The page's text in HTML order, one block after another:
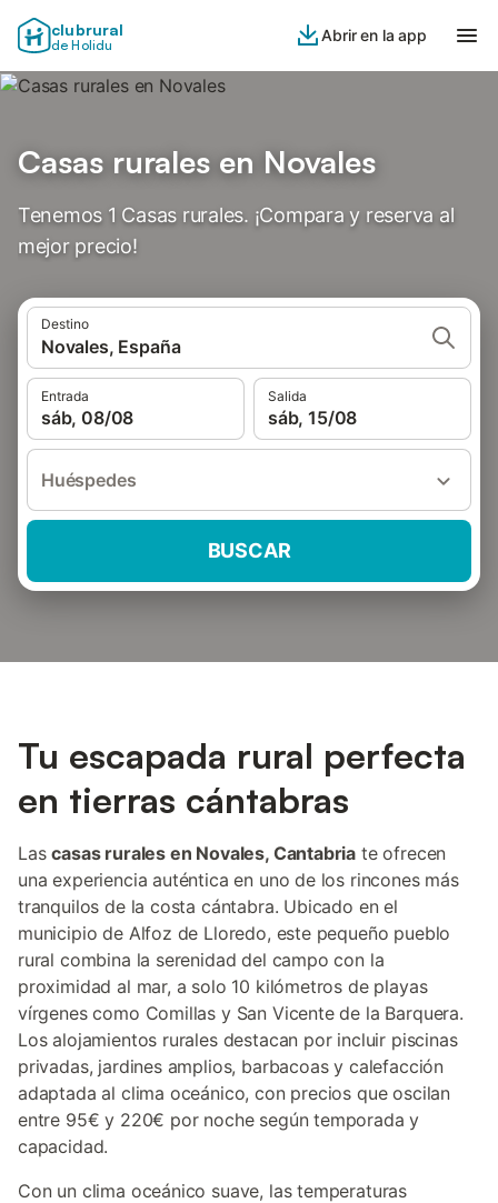
clubrural
de Holidu
Abrir en la app
Casas rurales en Novales
Tenemos 1 Casas rurales. ¡Compara y reserva al
mejor precio!
Destino
Novales, España
Entrada
sáb, 08/08
Salida
sáb, 15/08
Huéspedes
BUSCAR
Tu escapada rural perfecta
en tierras cántabras
Lascasas rurales en Novales, Cantabria te ofrecen
una experiencia auténtica en uno de los rincones más
tranquilos de la costa cántabra. Ubicado en el
municipio de Alfoz de Lloredo, este pequeño pueblo
rural combina la serenidad del campo con la
proximidad al mar, a solo 10 kilómetros de playas
vírgenes como Comillas y San Vicente de la Barquera.
Los alojamientos rurales destacan por incluir piscinas
privadas, jardines amplios, barbacoas y calefacción
adaptada al clima oceánico, con precios que oscilan
entre 95€ y 220€ por noche según temporada y
capacidad.
Con un clima oceánico suave, las temperaturas